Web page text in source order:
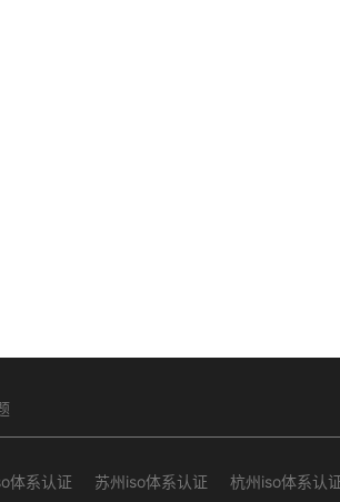
体系认证 苏州iso体系认证 杭州iso体系认